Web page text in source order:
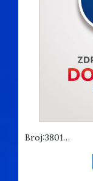
Broj:3801…